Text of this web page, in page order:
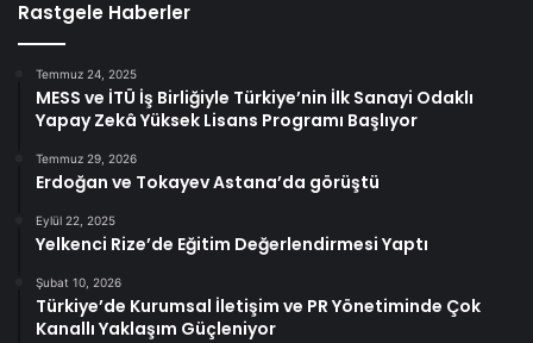
Rastgele Haberler
Temmuz 24, 2025
MESS ve İTÜ İş Birliğiyle Türkiye’nin İlk Sanayi Odaklı
Yapay Zekâ Yüksek Lisans Programı Başlıyor
Temmuz 29, 2026
Erdoğan ve Tokayev Astana’da görüştü
Eylül 22, 2025
Yelkenci Rize’de Eğitim Değerlendirmesi Yaptı
Şubat 10, 2026
Türkiye’de Kurumsal İletişim ve PR Yönetiminde Çok
Kanallı Yaklaşım Güçleniyor